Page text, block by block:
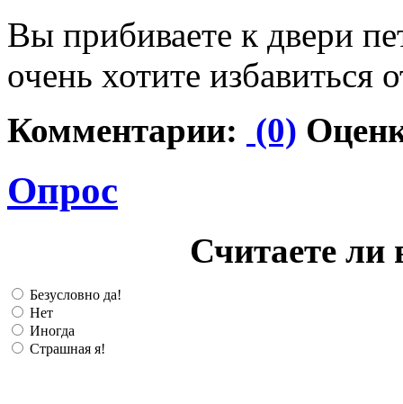
Вы прибиваете к двери
очень хотите избавиться
Комментарии: (0)
Опрос
Считаете ли
Безусловно да!
Нет
Иногда
Страшная я!